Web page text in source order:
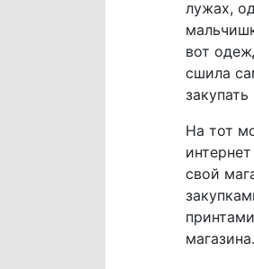
лужах,
вот
сшила
На тот
свой